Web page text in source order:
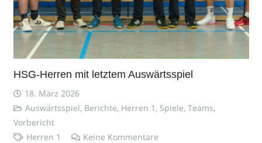
HSG-Herren mit letztem Auswärtsspiel
18. März 2026
Auswärtsspiel, Berichte, Herren 1 , Spiele, Teams,
Vorbericht
Herren 1
Keine Kommentare